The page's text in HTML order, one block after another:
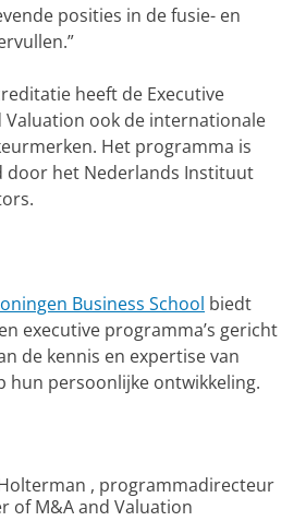
posities in de fusie- en
heeft de Executive
Valuation ook de internationale
Het programma is
door het Nederlands Instituut
Business School biedt
executive programma’s gericht
de kennis en expertise van
hun persoonlijke ontwikkeling.
, programmadirecteur
of M&A and Valuation